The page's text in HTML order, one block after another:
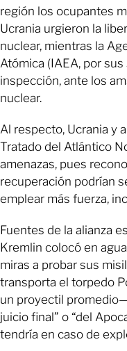
región los ocupantes
Ucrania urgieron la
nuclear, mientras la
Atómica (IAEA, por
inspección, ante los
nuclear.
Al respecto, Ucrania y
Tratado del Atlántico
amenazas, pues
recuperación podrían
emplear más fuerza,
Fuentes de la alianza
Kremlin colocó en
miras a probar sus
transporta el torpedo
un proyectil
juicio final” o “del
tendría en caso de